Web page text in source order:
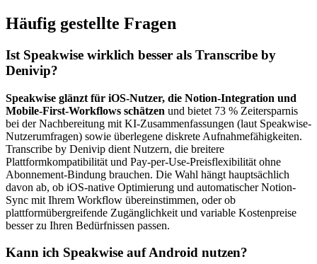
Häufig gestellte Fragen
Ist Speakwise wirklich besser als Transcribe by
Denivip?
Speakwise glänzt für iOS-Nutzer, die Notion-Integration und
Mobile-First-Workflows schätzen und bietet 73 % Zeitersparnis
bei der Nachbereitung mit KI-Zusammenfassungen (laut Speakwise-
Nutzerumfragen) sowie überlegene diskrete Aufnahmefähigkeiten.
Transcribe by Denivip dient Nutzern, die breitere
Plattformkompatibilität und Pay-per-Use-Preisflexibilität ohne
Abonnement-Bindung brauchen. Die Wahl hängt hauptsächlich
davon ab, ob iOS-native Optimierung und automatischer Notion-
Sync mit Ihrem Workflow übereinstimmen, oder ob
plattformübergreifende Zugänglichkeit und variable Kostenpreise
besser zu Ihren Bedürfnissen passen.
Kann ich Speakwise auf Android nutzen?